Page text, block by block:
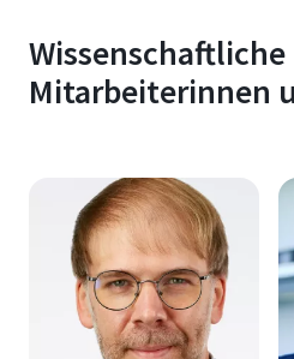
Wissenschaftliche
Mitarbeiterinnen